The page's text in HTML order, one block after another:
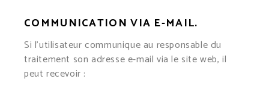
COMMUNICATION VIA E-MAIL.
Si l’utilisateur communique au responsable du
traitement son adresse e-mail via le site web, il
peut recevoir :